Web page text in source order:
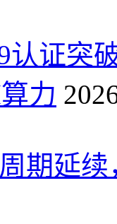
认证突
力
期延